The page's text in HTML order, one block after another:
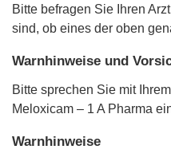
Bitte befragen Sie Ihren
sind, ob eines der oben
Warnhinweise und
Bitte sprechen Sie mit
Meloxicam – 1 A Pharma
Warnhinweise